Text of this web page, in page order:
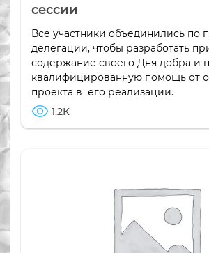
сессии
Все участники объединились по
делегации, чтобы разработать
содержание своего Дня добра и
квалифицированную помощь от
проекта в его реализации.
1.2К